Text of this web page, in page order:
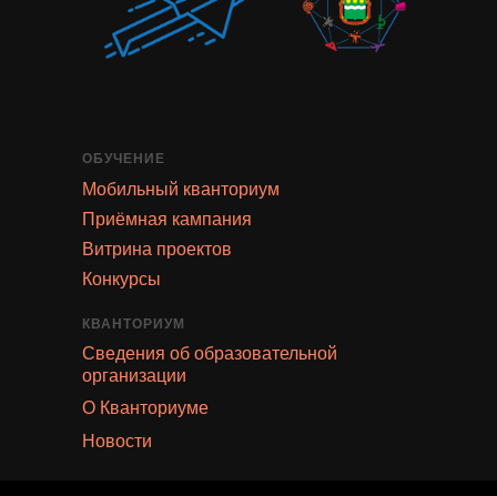
ОБУЧЕНИЕ
Мобильный кванториум
Приёмная кампания
Витрина проектов
Конкурсы
КВАНТОРИУМ
Сведения об образовательной
организации
О Кванториуме
Новости